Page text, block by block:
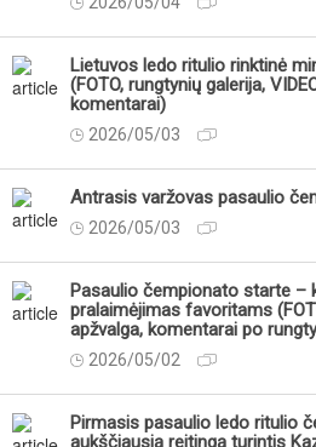
Lietuvos ledo ritulio rinktinė
(FOTO, rungtynių galerija,
komentarai)
2026/05/03
Antrasis varžovas pasaulio
2026/05/03
Pasaulio čempionato starte –
pralaimėjimas favoritams
apžvalga, komentarai po
2026/05/02
Pirmasis pasaulio ledo ritulio
aukščiausią reitingą turintis